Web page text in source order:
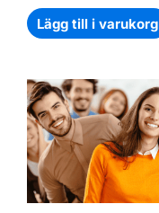
Lägg till i varukorg